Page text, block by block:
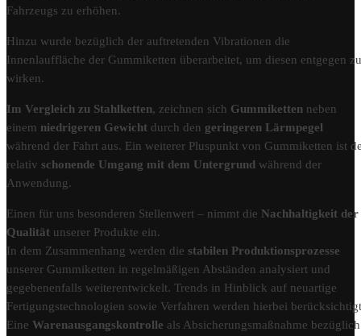
Fahrzeugs zu erhöhen.
Hinzu wurde bezüglich der auftretenden Vibrationen die
Innenlauffläche der Gummiketten überarbeitet, um diesen entgegen zu
wirken.
Im Vergleich zu Stahlketten, zeichnen sich Gummiketten neben
einem niedrigeren Gewicht durch den geringeren Lärmpegel
während der Fahrt aus. Ein weiterer Pluspunkt von Gummiketten ist
relativ schonende Umgang mit dem Untergrund während der
Anwendung.
Einen für uns besonderen Stellenwert – nimmt die Nachhaltigkeit der
Qualität unserer Produkte ein.
In dem Zusammenhang werden die stabilen Produktionsprozesse
unserer Gummiketten in regelmäßigen Abständen analysiert und
gegebenenfalls weiterentwickelt. Trends in Hinblick auf neuartige
Fertigungstechnologien sowie Verfahren werden hierbei
Eine Warenausgangskontrolle als Absicherungsmaßnahme bezüglich